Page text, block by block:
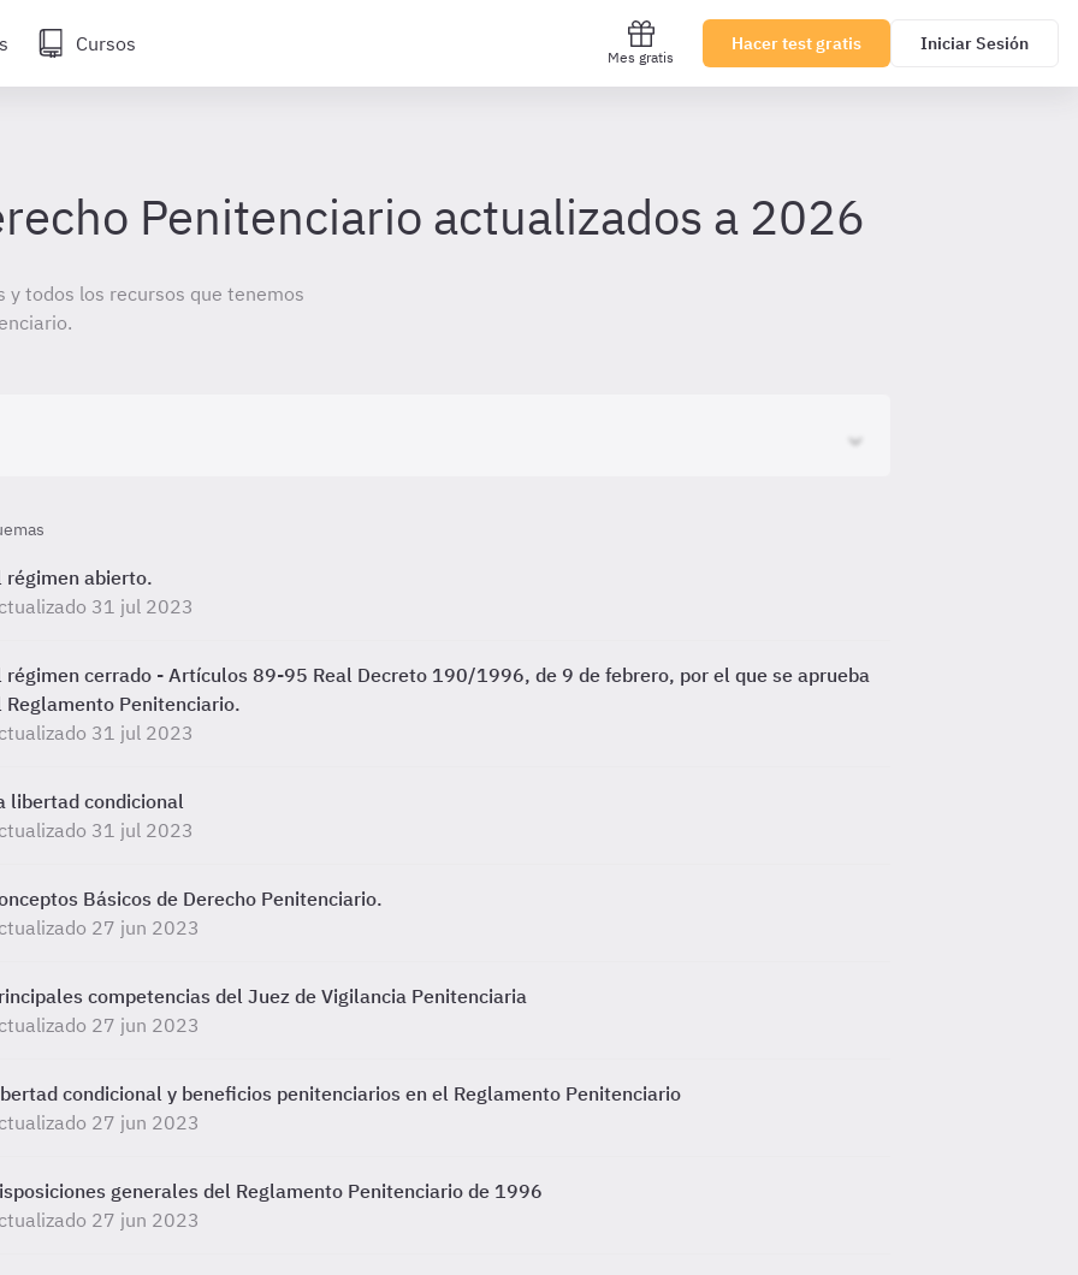
Cursos
Mes gratis
Hacer test gratis Iniciar Sesión
Penitenciario actualizados a 2026
todos los recursos que tenemos
régimen abierto.
31 jul 2023
régimen cerrado - Artículos 89-95 Real Decreto 190/1996, de 9 de febrero, por el que se aprueba
Reglamento Penitenciario.
31 jul 2023
libertad condicional
31 jul 2023
Básicos de Derecho Penitenciario.
27 jun 2023
competencias del Juez de Vigilancia Penitenciaria
27 jun 2023
condicional y beneficios penitenciarios en el Reglamento Penitenciario
27 jun 2023
generales del Reglamento Penitenciario de 1996
27 jun 2023